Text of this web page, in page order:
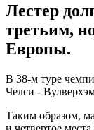
Лестер
третьим,
Европы.
В 38-м туре
Челси -
Таким образом,